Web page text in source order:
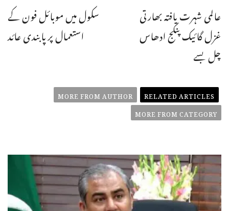
سکول میں موبائل فون کے
استعمال پرپابندی عائد
عالمی شہرت یافتہ بھارتی
غزل گائیک پنکج ادھاس
چل بسے
RELATED ARTICLES
MORE FROM AUTHOR
MORE FROM CATEGORY